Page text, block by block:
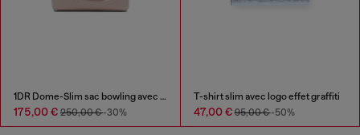
1DR Dome-Slim sac bowling avec effet naplak
175,00 € 250,00 €-30%
T-shirt slim avec logo effet graffiti
47,00 €95,00 €-50%